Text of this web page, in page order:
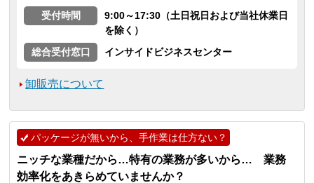
受付時間
9:00～17:30（土日祝日および当社休業日
を除く）
総合受付窓口
インサイドビジネスセンター
卸販売について
パッケージが無いから、手作業は仕方ない？
ニッチな業種だから…特有の業務が多いから… 業務
効率化をあきらめていませんか？